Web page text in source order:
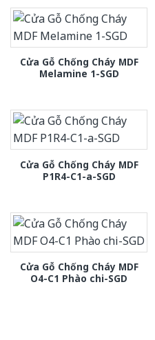
Cửa Gỗ Chống Cháy MDF
Melamine 1-SGD
Cửa Gỗ Chống Cháy MDF
P1R4-C1-a-SGD
Cửa Gỗ Chống Cháy MDF
O4-C1 Phào chi-SGD